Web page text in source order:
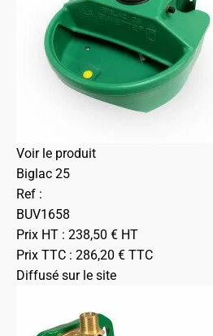
Voir le produit
Biglac 25
Ref :
BUV1658
Prix HT : 238,50 € HT
Prix TTC : 286,20 € TTC
Diffusé sur le site